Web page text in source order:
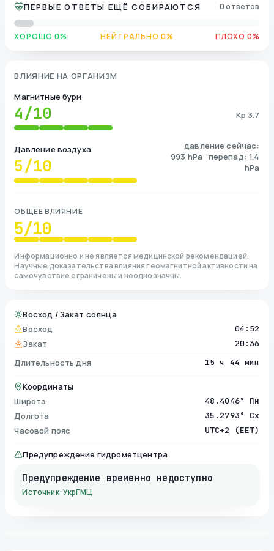
ПЕРВЫЕ ОТВЕТЫ ЕЩЁ СОБИРАЮТСЯ 0 ответов
ХОРОШО 0% НЕЙТРАЛЬНО 0% ПЛОХО 0%
ВЛИЯНИЕ НА ОРГАНИЗМ
Магнитные бури
4/10 Kp 3.7
Давление воздуха
5/10
давление сейчас:
993 hPa · перепад: 1.4
hPa
ОБЩЕЕ ВЛИЯНИЕ
5/10
Информационно и не является медицинской рекомендацией.
Научные доказательства влияния геомагнитной активности на
самочувствие ограничены и неоднозначны.
Восход / Закат солнца
Восход
04:52
Закат 20:36
Длительность дня 15 ч 44 мин
Координаты
Широта
48.4046° Пн
Долгота 35.2793° Сх
Часовой пояс UTC+2 (EET)
Предупреждение гидрометцентра
Предупреждение временно недоступно
Источник: УкрГМЦ